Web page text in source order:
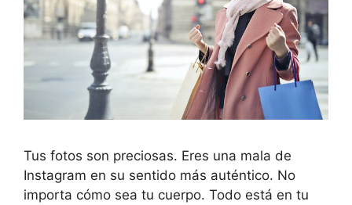
Tus fotos son preciosas. Eres una mala de
Instagram en su sentido más auténtico. No
importa cómo sea tu cuerpo. Todo está en tu